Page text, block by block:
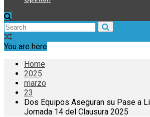
You are here
Home
2025
marzo
23
Dos Equipos Aseguran su Pase a
Jornada 14 del Clausura 2025